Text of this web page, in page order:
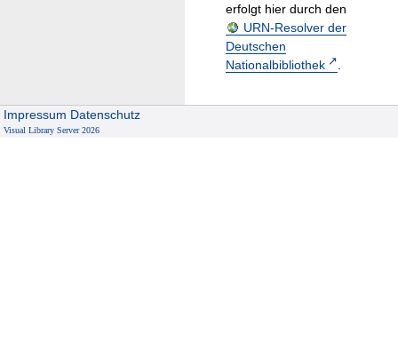
erfolgt hier durch den
URN-Resolver der
Deutschen
Nationalbibliothek
.
Impressum Datenschutz
Visual Library Server 2026